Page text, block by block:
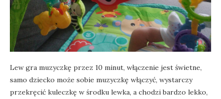
Lew gra muzyczkę przez 10 minut, włączenie jest świetne,
samo dziecko może sobie muzyczkę włączyć, wystarczy
przekręcić kuleczkę w środku lewka, a chodzi bardzo lekko,